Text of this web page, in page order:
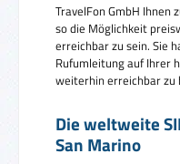
TravelFon GmbH Ihnen
so die Möglichkeit
erreichbar zu sein. Sie
Rufumleitung auf Ihrer
weiterhin erreichbar zu
Die weltweite
San Marino